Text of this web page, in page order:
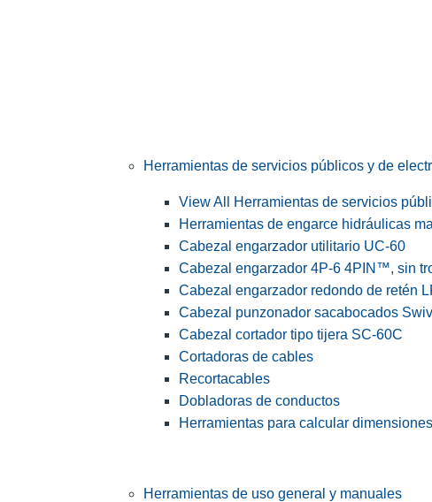
Herramientas de servicios públicos y de
View All Herramientas de servicios
Herramientas de engarce hidráulicas
Cabezal engarzador utilitario UC-60
Cabezal engarzador 4P-6 4PIN™, sin
Cabezal engarzador redondo de retén
Cabezal punzonador sacabocados
Cabezal cortador tipo tijera SC-60C
Cortadoras de cables
Recortacables
Dobladoras de conductos
Herramientas para calcular dimensiones
Herramientas de uso general y manuales